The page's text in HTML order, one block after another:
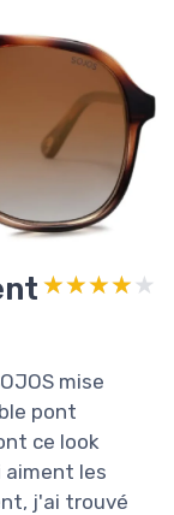
★★★★★
★★★★★
mise
pont
ce look
aiment les
j'ai trouvé